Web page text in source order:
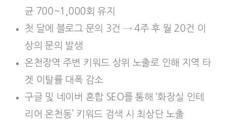
균 700~1,000회 유지
첫 달에 블로그 문의 3건 → 4주 후 월 20건 이
상의 문의 발생
온천장역 주변 키워드 상위 노출로 인해 지역 타
겟 이탈률 대폭 감소
구글 및 네이버 혼합 SEO를 통해 ‘화장실 인테
리어 온천동’ 키워드 검색 시 최상단 노출